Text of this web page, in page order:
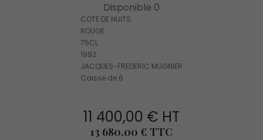
Disponible 0
COTE DE NUITS
ROUGE
75CL
1992
JACQUES-FREDERIC MUGNIER
Caisse de 6
11 400,00 € HT
Prix
13 680,00 € TTC